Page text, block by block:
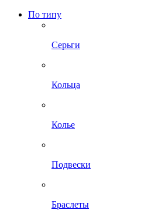
По типу
Серьги
Кольца
Колье
Подвески
Браслеты